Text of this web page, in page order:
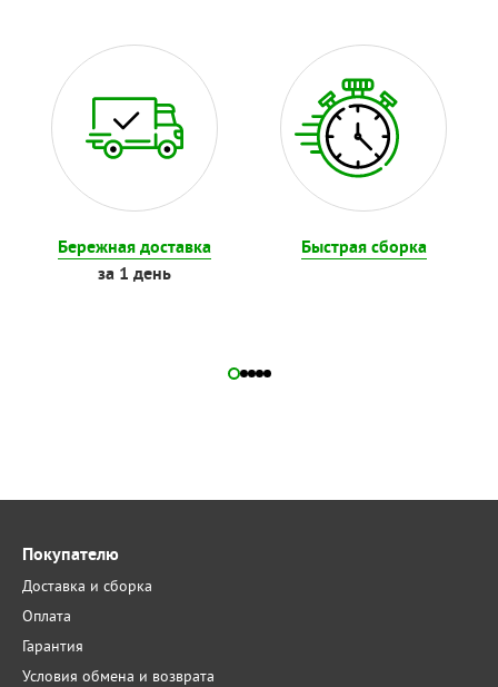
Бережная доставка
за 1 день
Быстрая сборка
Покупателю
Доставка и сборка
Оплата
Гарантия
Условия обмена и возврата